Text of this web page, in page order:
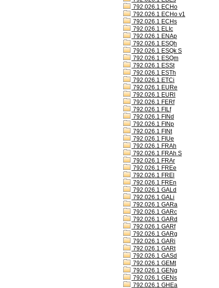
792.026.1 ECHo
792.026.1 ECHo v1
792.026.1 ECHs
792.026.1 ELIc
792.026.1 ENAp
792.026.1 ESQh
792.026.1 ESQk S
792.026.1 ESQm
792.026.1 ESSt
792.026.1 ESTh
792.026.1 ETCi
792.026.1 EURe
792.026.1 EURl
792.026.1 FERf
792.026.1 FILf
792.026.1 FINd
792.026.1 FINp
792.026.1 FINt
792.026.1 FIUe
792.026.1 FRAh
792.026.1 FRAh S
792.026.1 FRAr
792.026.1 FREe
792.026.1 FREl
792.026.1 FREn
792.026.1 GALd
792.026.1 GALi
792.026.1 GARa
792.026.1 GARc
792.026.1 GARd
792.026.1 GARf
792.026.1 GARg
792.026.1 GARi
792.026.1 GARt
792.026.1 GASd
792.026.1 GEMt
792.026.1 GENg
792.026.1 GENs
792.026.1 GHEa